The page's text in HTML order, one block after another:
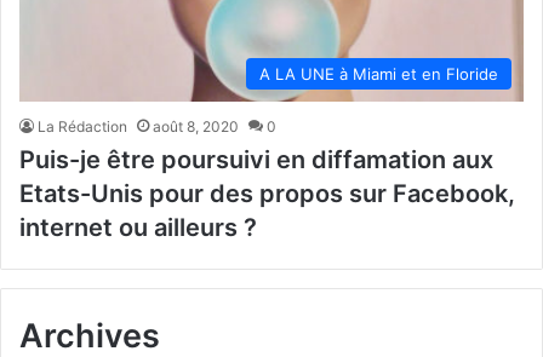
A LA UNE à Miami et en Floride
La Rédaction août 8, 2020 0
Puis-je être poursuivi en diffamation aux
Etats-Unis pour des propos sur Facebook,
internet ou ailleurs ?
Archives